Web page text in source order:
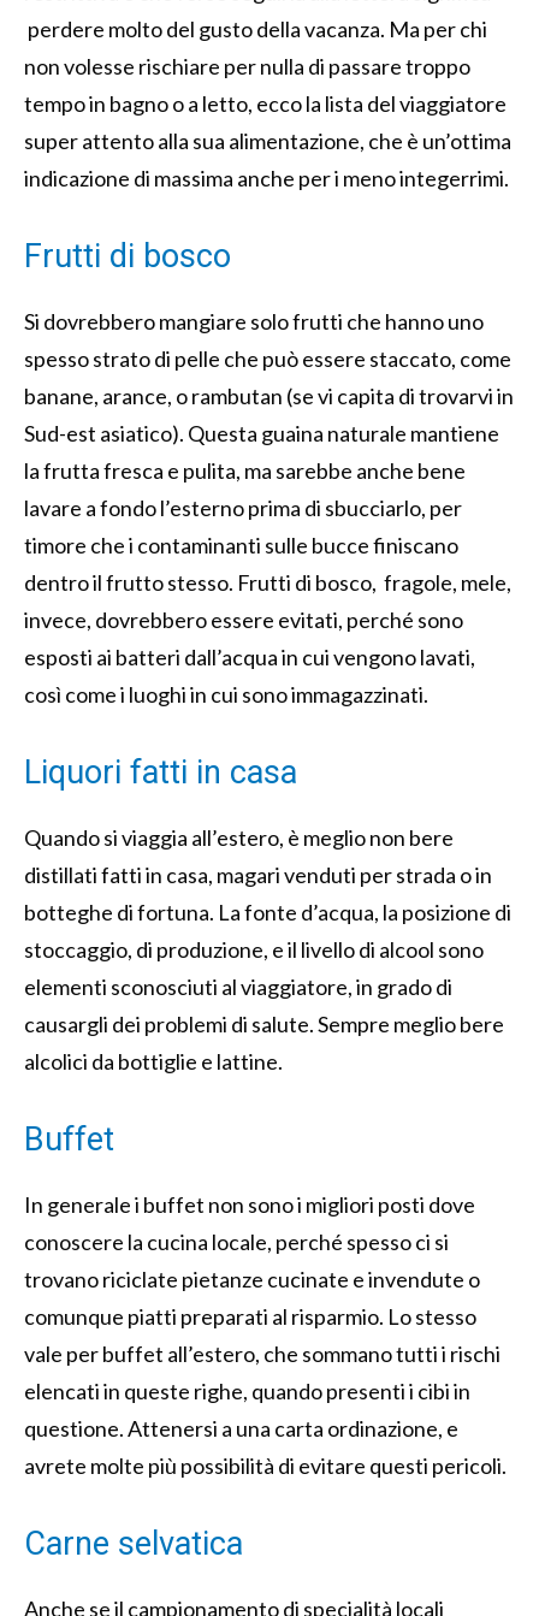
perdere molto del gusto della vacanza. Ma per chi
non volesse rischiare per nulla di passare troppo
tempo in bagno o a letto, ecco la lista del viaggiatore
super attento alla sua alimentazione, che è un’ottima
indicazione di massima anche per i meno integerrimi.
Frutti di bosco
Si dovrebbero mangiare solo frutti che hanno uno
spesso strato di pelle che può essere staccato, come
banane, arance, o rambutan (se vi capita di trovarvi in
Sud-est asiatico). Questa guaina naturale mantiene
la frutta fresca e pulita, ma sarebbe anche bene
lavare a fondo l’esterno prima di sbucciarlo, per
timore che i contaminanti sulle bucce finiscano
dentro il frutto stesso. Frutti di bosco, fragole, mele,
invece, dovrebbero essere evitati, perché sono
esposti ai batteri dall’acqua in cui vengono lavati,
così come i luoghi in cui sono immagazzinati.
Liquori fatti in casa
Quando si viaggia all’estero, è meglio non bere
distillati fatti in casa, magari venduti per strada o in
botteghe di fortuna. La fonte d’acqua, la posizione di
stoccaggio, di produzione, e il livello di alcool sono
elementi sconosciuti al viaggiatore, in grado di
causargli dei problemi di salute. Sempre meglio bere
alcolici da bottiglie e lattine.
Buffet
In generale i buffet non sono i migliori posti dove
conoscere la cucina locale, perché spesso ci si
trovano riciclate pietanze cucinate e invendute o
comunque piatti preparati al risparmio. Lo stesso
vale per buffet all’estero, che sommano tutti i rischi
elencati in queste righe, quando presenti i cibi in
questione. Attenersi a una carta ordinazione, e
avrete molte più possibilità di evitare questi pericoli.
Carne selvatica
Anche se il campionamento di specialità locali